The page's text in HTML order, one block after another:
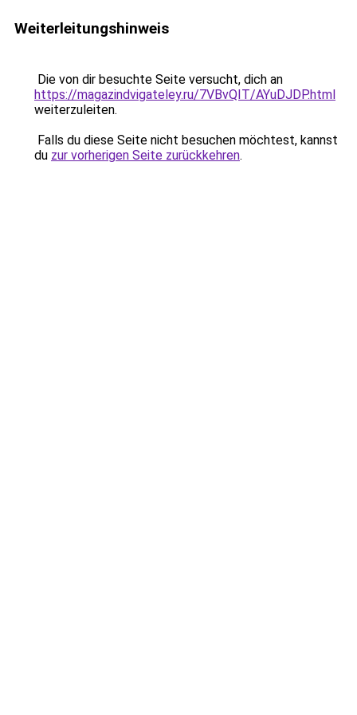
Weiterleitungshinweis
Die von dir besuchte Seite versucht, dich an
https://magazindvigateley.ru/7VBvQIT/AYuDJDP.html
weiterzuleiten.
Falls du diese Seite nicht besuchen möchtest, kannst
du zur vorherigen Seite zurückkehren.